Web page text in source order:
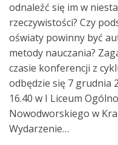
odnaleźć się im w
rzeczywistości? Czy
oświaty powinny być
metody nauczania?
czasie konferencji z
odbędzie się 7 grudnia
16.40 w I Liceum
Nowodworskiego w
Wydarzenie…